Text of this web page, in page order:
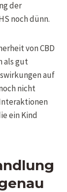
der
noch dünn.
von CBD
als gut
auf
nicht
ein Kind